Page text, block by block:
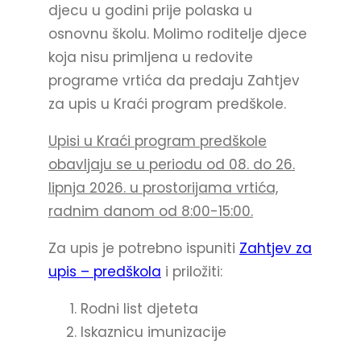
djecu u godini prije polaska u
osnovnu školu. Molimo roditelje djece
koja nisu primljena u redovite
programe vrtića da predaju Zahtjev
za upis u Kraći program predškole.
Upisi u Kraći program predškole
obavljaju se u periodu od 08. do 26.
lipnja 2026. u prostorijama vrtića,
radnim danom od 8:00-15:00.
Za upis je potrebno ispuniti Zahtjev za
upis – predškola i priložiti:
Rodni list djeteta
Iskaznicu imunizacije